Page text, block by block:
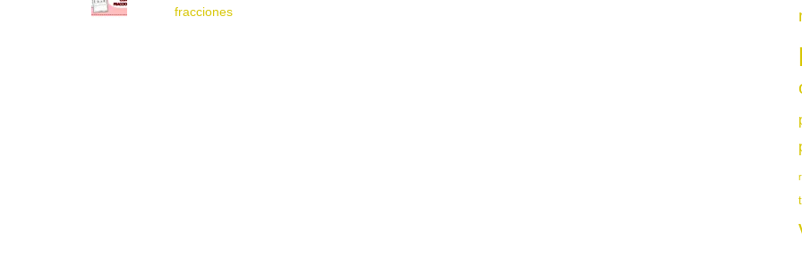
fracciones